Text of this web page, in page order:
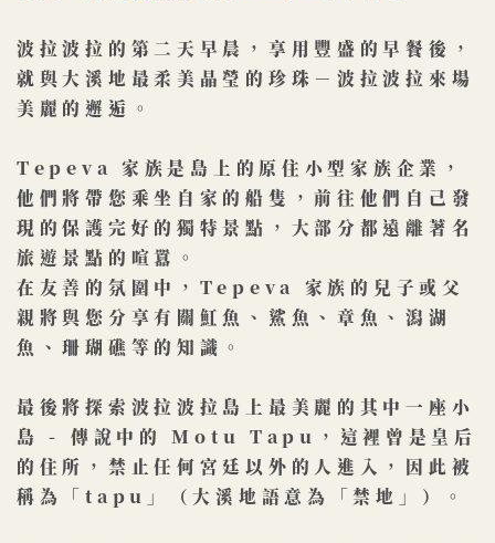
波拉波拉的第二天早晨，享用豐盛的早餐後，
就與大溪地最柔美晶瑩的珍珠－​波拉波拉來場
美麗的邂逅。
Tepeva 家族是島上的原住小型家族企業，
他們將帶您乘坐自家的船隻，前​往他們自己發
現的保護完好的獨特景點，大部分都遠離著名
旅遊景點的喧囂。
在友善的氛圍中，Tepeva 家族的兒子或父
親將與您分享有關魟魚、鯊魚、​章魚、潟湖
魚、珊瑚礁等的知識。
最後將探索波拉波拉島上最美麗的其中一座小
島 - 傳說中的 Motu Tapu，​這裡曾是皇后
的住所，禁止任何宮廷以外的人進入，因此被
稱為「tapu」（大​溪地語意為「禁地」）。